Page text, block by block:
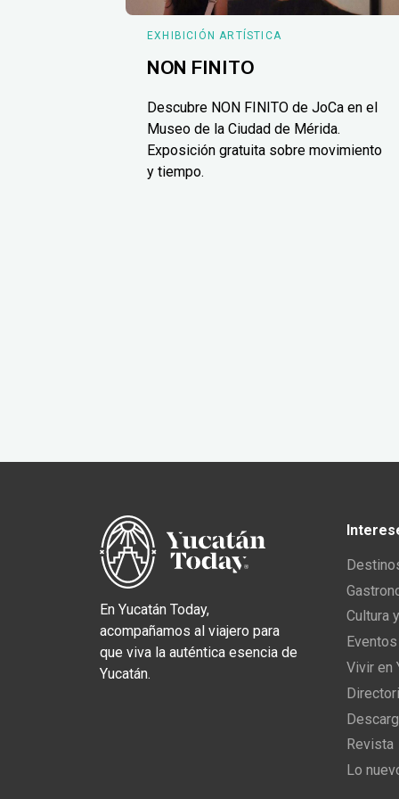
EXHIBICIÓN ARTÍSTICA
NON FINITO
Descubre NON FINITO de JoCa en el
Museo de la Ciudad de Mérida.
Exposición gratuita sobre movimiento
y tiempo.
En Yucatán Today,
acompañamos al viajero para
que viva la auténtica esencia de
Yucatán.
Cultura
Vivir en
Revista
Lo